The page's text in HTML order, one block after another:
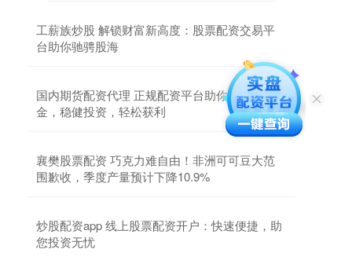
工薪族炒股 解锁财富新高度：股票配资交易平
台助你驰骋股海
国内期货配资代理 正规配资平台助你股市掘
金，稳健投资，轻松获利
襄樊股票配资 巧克力难自由！非洲可可豆大范
围歉收，季度产量预计下降10.9%
炒股配资app 线上股票配资开户：快速便捷，助
您投资无忧